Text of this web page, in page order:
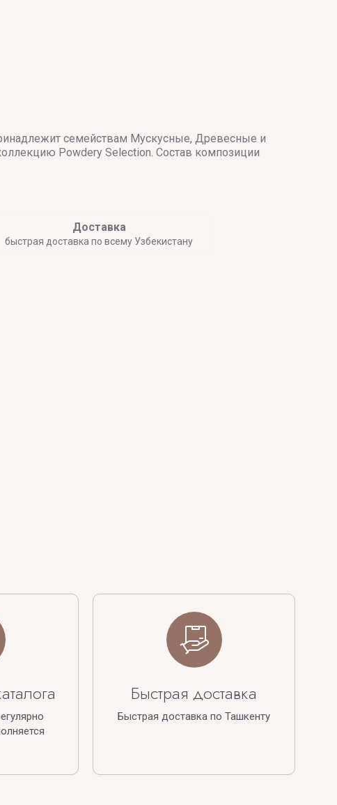
семействам Мускусные, Древесные и
Powdery Selection. Состав композиции
Доставка
быстрая доставка по всему Узбекистану
Быстрая доставка
Быстрая доставка по Ташкенту